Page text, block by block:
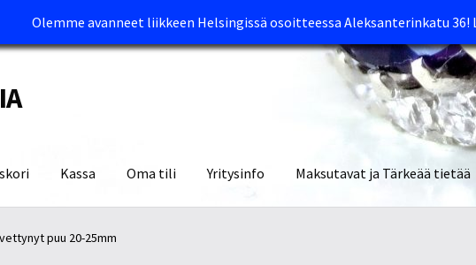
Olemme avanneet liikkeen Helsingissä osoitteessa Aleksanterinkatu 36!
Kassa Oma tili Yritysinfo Maksutavat ja Tärkeää tietää
tietää Myymälät
puu 20-25mm